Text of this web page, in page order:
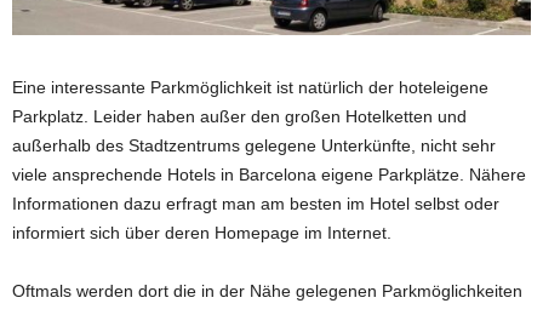
Eine interessante Parkmöglichkeit ist natürlich der hoteleigene
Parkplatz. Leider haben außer den großen Hotelketten und
außerhalb des Stadtzentrums gelegene Unterkünfte, nicht sehr
viele ansprechende Hotels in Barcelona eigene Parkplätze. Nähere
Informationen dazu erfragt man am besten im Hotel selbst oder
informiert sich über deren Homepage im Internet.
Oftmals werden dort die in der Nähe gelegenen Parkmöglichkeiten